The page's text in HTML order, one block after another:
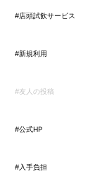
#店頭試飲サービス
#新規利用
#友人の投稿
#公式HP
#入手負担